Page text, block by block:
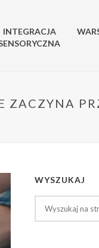
INTEGRACJA
ZACZYNA
WYSZUKAJ